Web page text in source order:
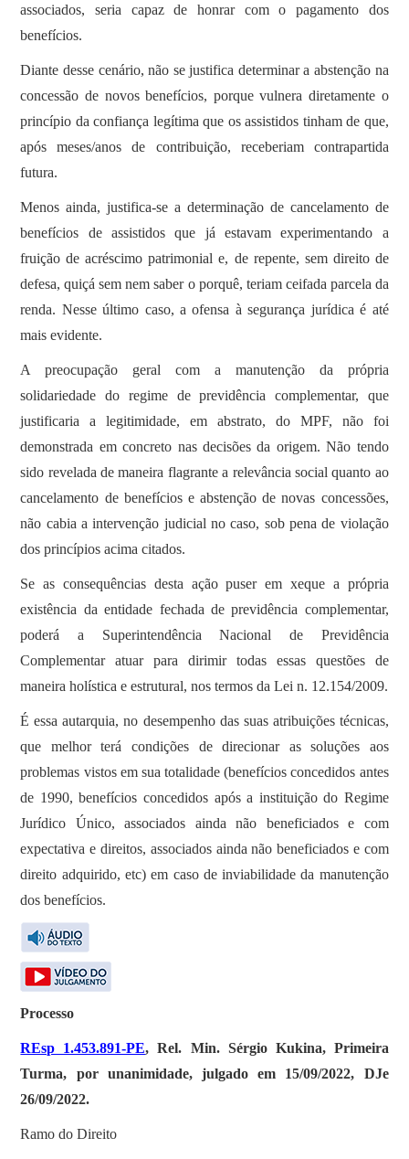
associados, seria capaz de honrar com o pagamento dos
benefícios.
Diante desse cenário, não se justifica determinar a abstenção na
concessão de novos benefícios, porque vulnera diretamente o
princípio da confiança legítima que os assistidos tinham de que,
após meses/anos de contribuição, receberiam contrapartida
futura.
Menos ainda, justifica-se a determinação de cancelamento de
benefícios de assistidos que já estavam experimentando a
fruição de acréscimo patrimonial e, de repente, sem direito de
defesa, quiçá sem nem saber o porquê, teriam ceifada parcela da
renda. Nesse último caso, a ofensa à segurança jurídica é até
mais evidente.
A preocupação geral com a manutenção da própria
solidariedade do regime de previdência complementar, que
justificaria a legitimidade, em abstrato, do MPF, não foi
demonstrada em concreto nas decisões da origem. Não tendo
sido revelada de maneira flagrante a relevância social quanto ao
cancelamento de benefícios e abstenção de novas concessões,
não cabia a intervenção judicial no caso, sob pena de violação
dos princípios acima citados.
Se as consequências desta ação puser em xeque a própria
existência da entidade fechada de previdência complementar,
poderá a Superintendência Nacional de Previdência
Complementar atuar para dirimir todas essas questões de
maneira holística e estrutural, nos termos da Lei n. 12.154/2009.
É essa autarquia, no desempenho das suas atribuições técnicas,
que melhor terá condições de direcionar as soluções aos
problemas vistos em sua totalidade (benefícios concedidos antes
de 1990, benefícios concedidos após a instituição do Regime
Jurídico Único, associados ainda não beneficiados e com
expectativa e direitos, associados ainda não beneficiados e com
direito adquirido, etc) em caso de inviabilidade da manutenção
dos benefícios.
Processo
REsp 1.453.891-PE, Rel. Min. Sérgio Kukina, Primeira
Turma, por unanimidade, julgado em 15/09/2022, DJe
26/09/2022.
Ramo do Direito